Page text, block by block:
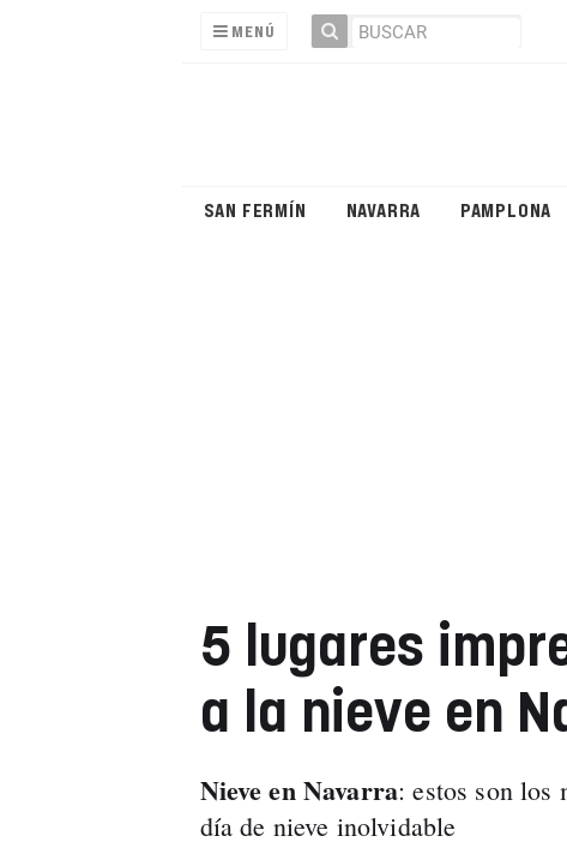
MENÚ
SAN FERMÍN NAVARRA PAMPLONA
5 lugares
a la nieve en
Nieve en Navarra: estos son los
día de nieve inolvidable